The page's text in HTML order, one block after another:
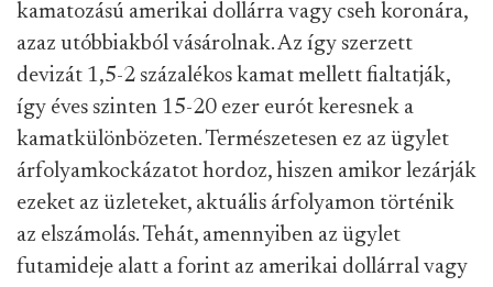
kamatozású amerikai dollárra vagy cseh koronára,
azaz utóbbiakból vásárolnak. Az így szerzett
devizát 1,5-2 százalékos kamat mellett fialtatják,
így éves szinten 15-20 ezer eurót keresnek a
kamatkülönbözeten. Természetesen ez az ügylet
árfolyamkockázatot hordoz, hiszen amikor lezárják
ezeket az üzleteket, aktuális árfolyamon történik
az elszámolás. Tehát, amennyiben az ügylet
futamideje alatt a forint az amerikai dollárral vagy